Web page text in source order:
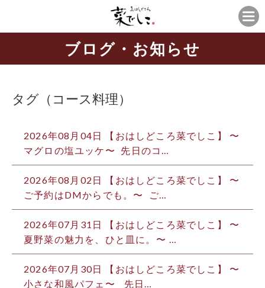
ブログ・お知らせ
タグ（コース料理）
2026年08月04日 【おはしどころ菜でしこ】 〜
マグロの塩ユッケ〜 ⁡ 先日のコ…
2026年08月02日 【おはしどころ菜でしこ】 〜
ご予約はDMからでも。〜 ⁡ ご…
2026年07月31日 【おはしどころ菜でしこ】 〜
夏野菜の魅力を、ひと皿に。〜 ⁡…
2026年07月30日 【おはしどころ菜でしこ】 〜
小さな和風パフェ〜 ⁡ ⁡ 先日…